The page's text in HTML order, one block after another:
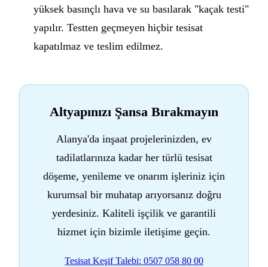
yüksek basınçlı hava ve su basılarak "kaçak testi"
yapılır. Testten geçmeyen hiçbir tesisat
kapatılmaz ve teslim edilmez.
Altyapınızı Şansa Bırakmayın
Alanya'da inşaat projelerinizden, ev
tadilatlarınıza kadar her türlü tesisat
döşeme, yenileme ve onarım işleriniz için
kurumsal bir muhatap arıyorsanız doğru
yerdesiniz. Kaliteli işçilik ve garantili
hizmet için bizimle iletişime geçin.
Tesisat Keşif Talebi: 0507 058 80 00